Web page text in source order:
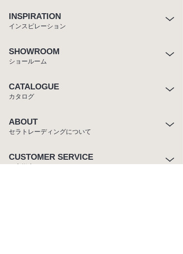
INSPIRATION
インスピレーション
SHOWROOM
ショールーム
CATALOGUE
カタログ
ABOUT
セラトレーディングについて
CUSTOMER SERVICE